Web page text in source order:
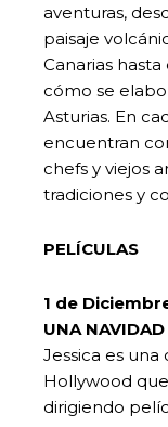
aventuras,
paisaje
Canarias
cómo se
Asturias. En
encuentran
chefs y viejos
tradiciones y
PELÍCULAS
1 de
UNA
Jessica es
Hollywood
dirigiendo